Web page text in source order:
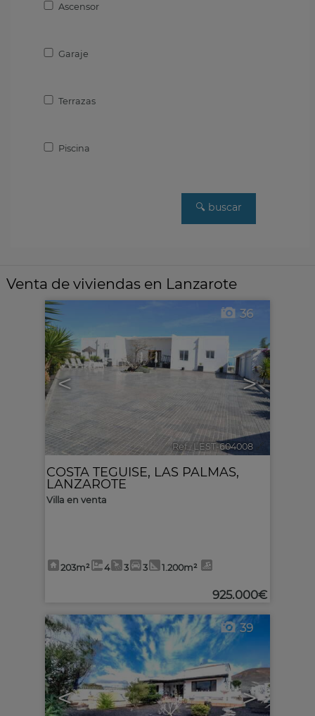
Ascensor
Garaje
Terrazas
Piscina
Venta de viviendas en Lanzarote
< >
36
Ref.. LEST-604008
COSTA TEGUISE, LAS PALMAS,
LANZAROTE
Villa en venta
203m² 4 3 3 1.200m²
925.000€
< >
39